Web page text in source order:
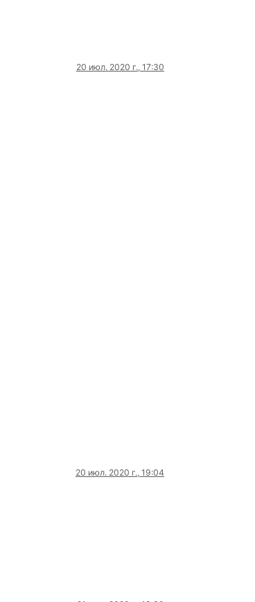
20 июл. 2020 г., 17:30
20 июл. 2020 г., 19:04